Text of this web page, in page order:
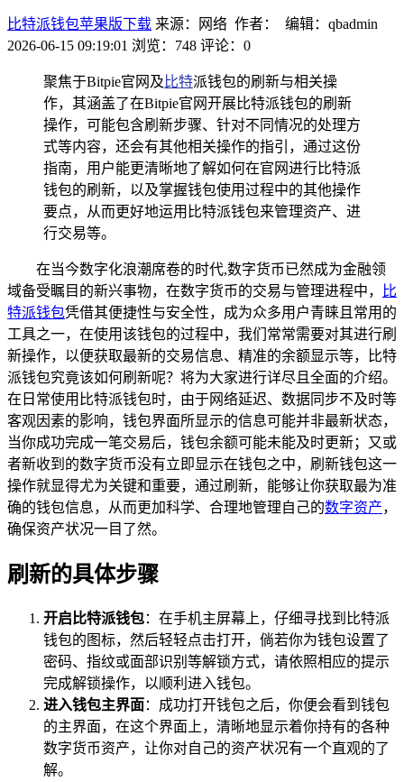
比特派钱包苹果版下载 来源：网络 作者： 编辑：qbadmin
2026-06-15 09:19:01 浏览：748 评论：0
聚焦于Bitpie官网及 比特派钱包的刷新与相关操
作，其涵盖了在Bitpie官网开展比特派钱包的刷新
操作，可能包含刷新步骤、针对不同情况的处理方
式等内容，还会有其他相关操作的指引，通过这份
指南，用户能更清晰地了解如何在官网进行比特派
钱包的刷新，以及掌握钱包使用过程中的其他操作
要点，从而更好地运用比特派钱包来管理资产、进
行交易等。
在当今数字化浪潮席卷的时代,数字货币已然成为金融领
域备受瞩目的新兴事物，在数字货币的交易与管理进程中，
比
特派钱包凭借其便捷性与安全性，成为众多用户青睐且常用的
工具之一，在使用该钱包的过程中，我们常常需要对其进行刷
新操作，以便获取最新的交易信息、精准的余额显示等，比特
派钱包究竟该如何刷新呢？将为大家进行详尽且全面的介绍。
在日常使用比特派钱包时，由于网络延迟、数据同步不及时等
客观因素的影响，钱包界面所显示的信息可能并非最新状态，
当你成功完成一笔交易后，钱包余额可能未能及时更新；又或
者新收到的数字货币没有立即显示在钱包之中，刷新钱包这一
操作就显得尤为关键和重要，通过刷新，能够让你获取最为准
确的钱包信息，从而更加科学、合理地管理自己的数字资产，
确保资产状况一目了然。
刷新的具体步骤
开启比特派钱包：在手机主屏幕上，仔细寻找到比特派
钱包的图标，然后轻轻点击打开，倘若你为钱包设置了
密码、指纹或面部识别等解锁方式，请依照相应的提示
完成解锁操作，以顺利进入钱包。
进入钱包主界面：成功打开钱包之后，你便会看到钱包
的主界面，在这个界面上，清晰地显示着你持有的各种
数字货币资产，让你对自己的资产状况有一个直观的了
解。